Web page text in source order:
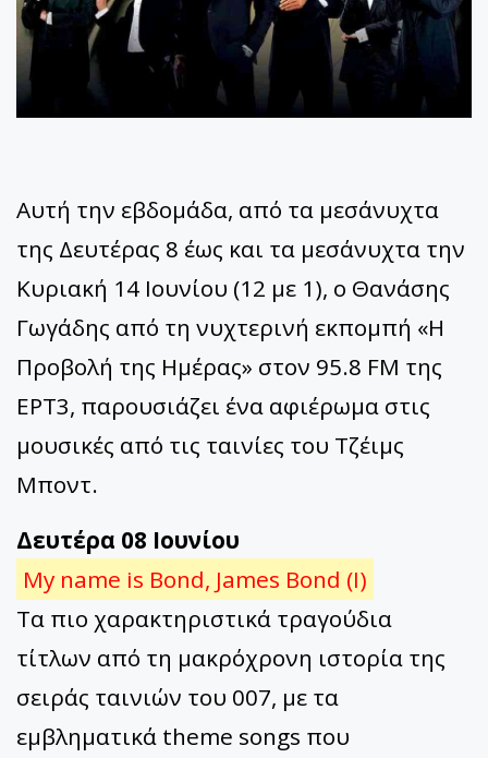
Αυτή την εβδομάδα, από τα μεσάνυχτα
της Δευτέρας 8 έως και τα μεσάνυχτα την
Κυριακή 14 Ιουνίου (12 με 1), ο Θανάσης
Γωγάδης από τη νυχτερινή εκπομπή «Η
Προβολή της Ημέρας» στον 95.8 FM της
ΕΡΤ3, παρουσιάζει ένα αφιέρωμα στις
μουσικές από τις ταινίες του Τζέιμς
Μποντ.
Δευτέρα 08 Ιουνίου
My name is Bond, James Bond (Ι)
Τα πιο χαρακτηριστικά τραγούδια
τίτλων από τη μακρόχρονη ιστορία της
σειράς ταινιών του 007, με τα
εμβληματικά theme songs που